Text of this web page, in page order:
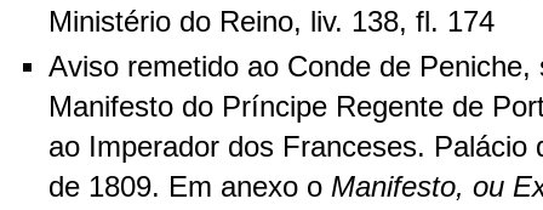
Ministério do Reino, liv. 138, fl. 174
Aviso remetido ao Conde de Peniche,
Manifesto do Príncipe Regente de
ao Imperador dos Franceses. Palácio
de 1809. Em anexo o Manifesto, ou